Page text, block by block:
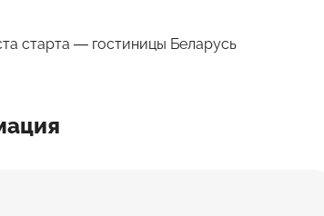
старта — гостиницы Беларусь